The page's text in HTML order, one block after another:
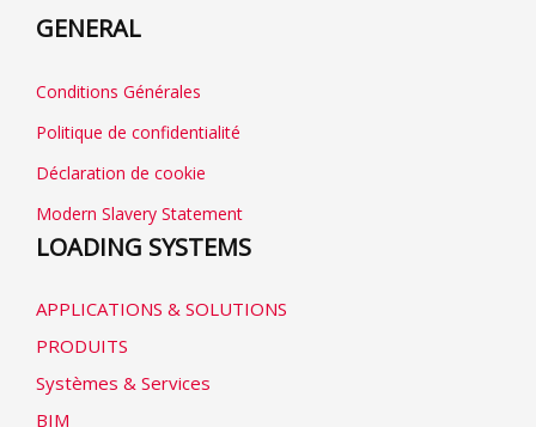
GENERAL
Conditions Générales
Politique de confidentialité
Déclaration de cookie
Modern Slavery Statement
LOADING SYSTEMS
APPLICATIONS & SOLUTIONS
PRODUITS
Systèmes & Services
BIM